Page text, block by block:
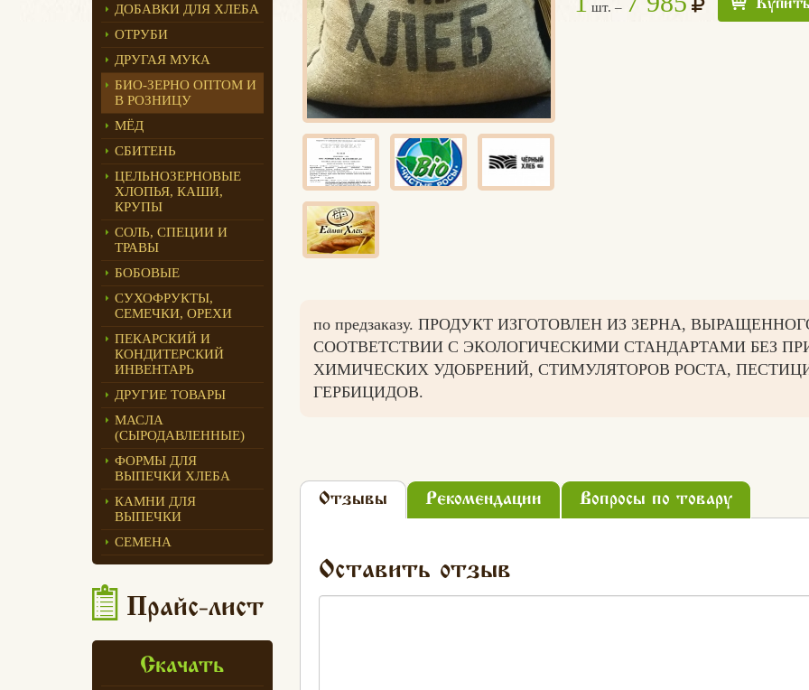
Едлин Хлеб
ДОБАВКИ ДЛЯ ХЛЕБА
ОТРУБИ
ДРУГАЯ МУКА
БИО-ЗЕРНО ОПТОМ И
В РОЗНИЦУ
МЁД
СБИТЕНЬ
ЦЕЛЬНОЗЕРНОВЫЕ
ХЛОПЬЯ, КАШИ,
КРУПЫ
СОЛЬ, СПЕЦИИ И
ТРАВЫ
БОБОВЫЕ
СУХОФРУКТЫ,
СЕМЕЧКИ, ОРЕХИ
ПЕКАРСКИЙ И
КОНДИТЕРСКИЙ
ИНВЕНТАРЬ
ДРУГИЕ ТОВАРЫ
МАСЛА
(СЫРОДАВЛЕННЫЕ)
ФОРМЫ ДЛЯ
ВЫПЕЧКИ ХЛЕБА
КАМНИ ДЛЯ
ВЫПЕЧКИ
СЕМЕНА
Прайс-лист
Скачать
шт. –
по предзаказу. ПРОДУКТ ИЗГОТОВЛЕН ИЗ ЗЕРНА,
СООТВЕТСТВИИ С ЭКОЛОГИЧЕСКИМИ СТАНДАРТАМИ БЕЗ
ХИМИЧЕСКИХ УДОБРЕНИЙ, СТИМУЛЯТОРОВ РОСТА,
ГЕРБИЦИДОВ.
Отзывы Рекомендации Вопросы по товару
Оставить отзыв